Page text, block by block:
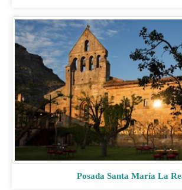
Posada Santa María La